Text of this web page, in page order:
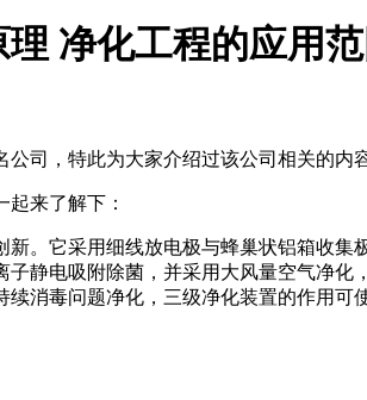
净化工程的应用范
公司，特此为大家介绍过该公司相关的内
来了解下：
。它采用细线放电极与蜂巢状铝箱收集
静电吸附除菌，并采用大风量空气净
续消毒问题净化，三级净化装置的作用